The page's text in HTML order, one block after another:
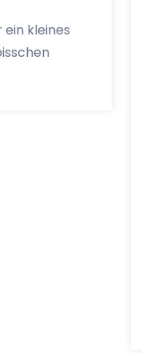
kleines